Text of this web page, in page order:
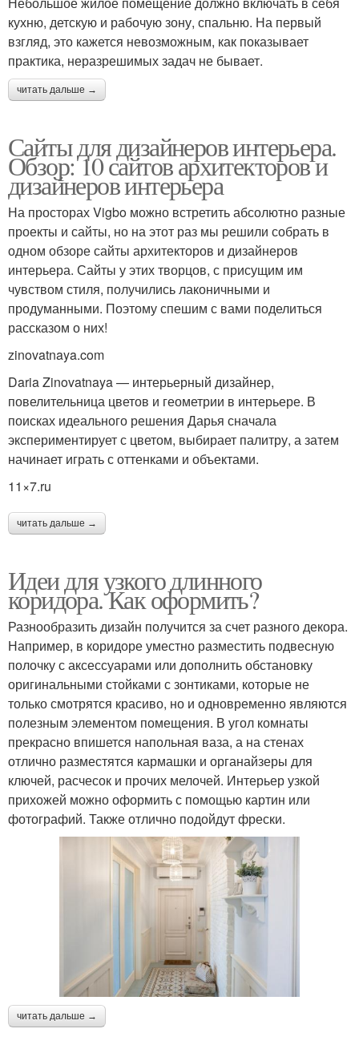
кухню, детскую и рабочую зону, спальню. На первый
взгляд, это кажется невозможным, как показывает
практика, неразрешимых задач не бывает.
читать дальше →
Сайты для дизайнеров интерьера.
Обзор: 10 сайтов архитекторов и
дизайнеров интерьера
На просторах Vigbo можно встретить абсолютно разные
проекты и сайты, но на этот раз мы решили собрать в
одном обзоре сайты архитекторов и дизайнеров
интерьера. Сайты у этих творцов, с присущим им
чувством стиля, получились лаконичными и
продуманными. Поэтому спешим с вами поделиться
рассказом о них!
zinovatnaya.com
Daria Zinovatnaya — интерьерный дизайнер,
повелительница цветов и геометрии в интерьере. В
поисках идеального решения Дарья сначала
экспериментирует с цветом, выбирает палитру, а затем
начинает играть с оттенками и объектами.
11×7.ru
читать дальше →
Идеи для узкого длинного
коридора. Как оформить?
Разнообразить дизайн получится за счет разного декора.
Например, в коридоре уместно разместить подвесную
полочку с аксессуарами или дополнить обстановку
оригинальными стойками с зонтиками, которые не
только смотрятся красиво, но и одновременно являются
полезным элементом помещения. В угол комнаты
прекрасно впишется напольная ваза, а на стенах
отлично разместятся кармашки и органайзеры для
ключей, расчесок и прочих мелочей. Интерьер узкой
прихожей можно оформить с помощью картин или
фотографий. Также отлично подойдут фрески.
читать дальше →